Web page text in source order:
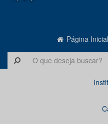
Página Inicial